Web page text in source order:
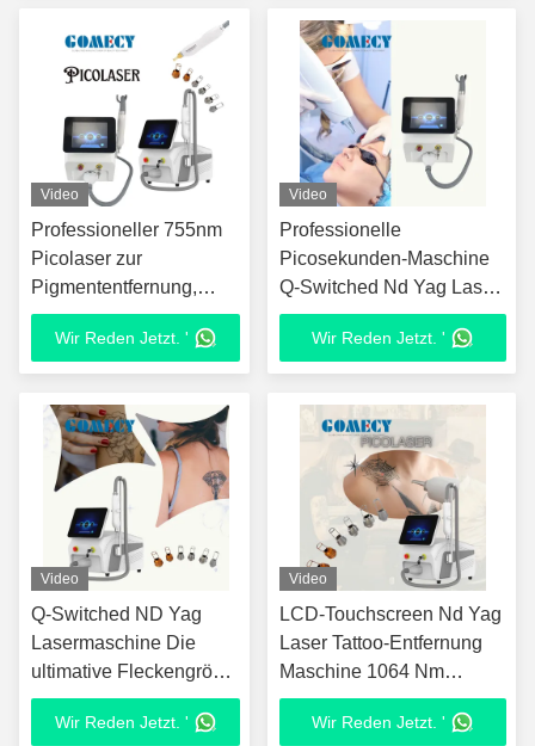
Video
Professioneller 755nm
Picolaser zur
Pigmententfernung,
Porenverkleinerung und
Aknebehandlung
Wir Reden Jetzt. '
Video
Professionelle
Picosekunden-Maschine
Q-Switched Nd Yag Laser
Tattooentfernung
Tragbarer Picolaser für
den Klinikgebrauch
Wir Reden Jetzt. '
Video
Q-Switched ND Yag
Lasermaschine Die
ultimative Fleckengröße
5mm Lösung für
Pigmentierung Energie
Wir Reden Jetzt. '
Video
LCD-Touchscreen Nd Yag
Laser Tattoo-Entfernung
Maschine 1064 Nm
532nm für Pigmentierung
Entfernen
Wir Reden Jetzt. '